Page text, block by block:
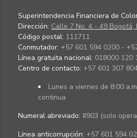
Superintendencia Financiera de
Dirección: Calle 7 No. 4 - 49 Bogotá,
Código postal: 111711
Conmutador: +57 601 594 0200 -
Línea gratuita nacional: 018000 120
Centro de contacto: +57 601 307
Lunes a viernes de 8:00
continua.
Numeral abreviado: #903 (solo
Línea anticorrupción: +57 601 594